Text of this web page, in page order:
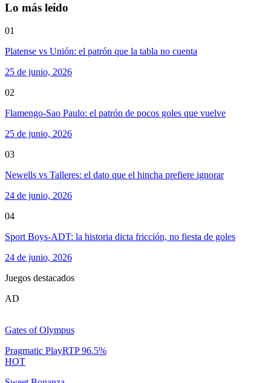
Lo más leído
01
Platense vs Unión: el patrón que la tabla no cuenta
25 de junio, 2026
02
Flamengo-Sao Paulo: el patrón de pocos goles que vuelve
25 de junio, 2026
03
Newells vs Talleres: el dato que el hincha prefiere ignorar
24 de junio, 2026
04
Sport Boys-ADT: la historia dicta fricción, no fiesta de goles
24 de junio, 2026
Juegos destacados
AD
Gates of Olympus
Pragmatic PlayRTP96.5%
HOT